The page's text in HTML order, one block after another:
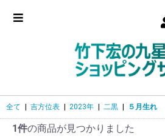
全て | 吉方位表 | 2023年 | 二黒 | ５月生れ
1件の商品が見つかりました